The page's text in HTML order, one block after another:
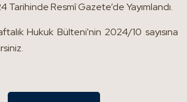
Resmî Gazete’de Yayımlandı.
Hukuk Bülteni'nin 2024/10 sayısına